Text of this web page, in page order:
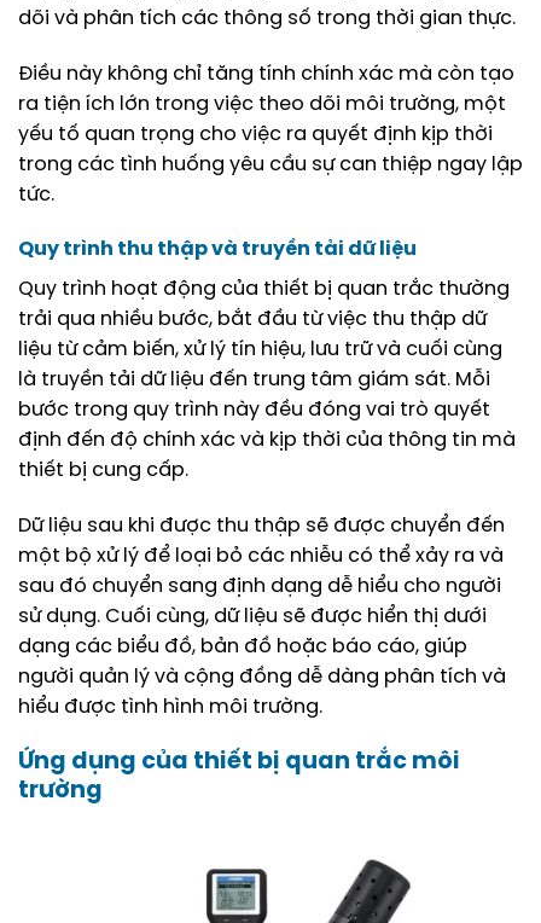
dõi và phân tích các thông số trong thời gian thực.
Điều này không chỉ tăng tính chính xác mà còn tạo
ra tiện ích lớn trong việc theo dõi môi trường, một
yếu tố quan trọng cho việc ra quyết định kịp thời
trong các tình huống yêu cầu sự can thiệp ngay lập
tức.
Quy trình thu thập và truyền tải dữ liệu
Quy trình hoạt động của thiết bị quan trắc thường
trải qua nhiều bước, bắt đầu từ việc thu thập dữ
liệu từ cảm biến, xử lý tín hiệu, lưu trữ và cuối cùng
là truyền tải dữ liệu đến trung tâm giám sát. Mỗi
bước trong quy trình này đều đóng vai trò quyết
định đến độ chính xác và kịp thời của thông tin mà
thiết bị cung cấp.
Dữ liệu sau khi được thu thập sẽ được chuyển đến
một bộ xử lý để loại bỏ các nhiễu có thể xảy ra và
sau đó chuyển sang định dạng dễ hiểu cho người
sử dụng. Cuối cùng, dữ liệu sẽ được hiển thị dưới
dạng các biểu đồ, bản đồ hoặc báo cáo, giúp
người quản lý và cộng đồng dễ dàng phân tích và
hiểu được tình hình môi trường.
Ứng dụng của thiết bị quan trắc môi
trường